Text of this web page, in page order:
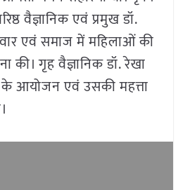
वैज्ञानिक एवं प्रमुख डॉ.
एवं समाज में महिलाओं की
की। गृह वैज्ञानिक डॉ. रेखा
के आयोजन एवं उसकी महत्ता